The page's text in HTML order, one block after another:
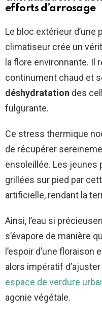
efforts d’arrosage
Le bloc extérieur d’une
climatiseur crée un
la flore environnante. Il
continument chaud et
déshydratation des
fulgurante.
Ce stress thermique
de récupérer
ensoleillée. Les
grillées sur pied par
artificielle, rendant la
Ainsi, l’eau si
s’évapore de manière
l’espoir d’une
alors impératif d’ajuster
espace de verdure
agonie végétale.